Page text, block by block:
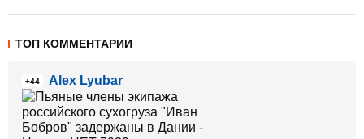
ТОП КОММЕНТАРИИ
+44 Alex Lyubar